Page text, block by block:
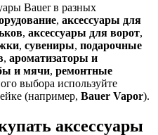
Bauer в разных
, аксессуары для
, аксессуары для ворот,
, сувениры, подарочные
, ароматизаторы и
и мячи, ремонтные
выбора используйте
(например, Bauer Vapor).
аксессуары